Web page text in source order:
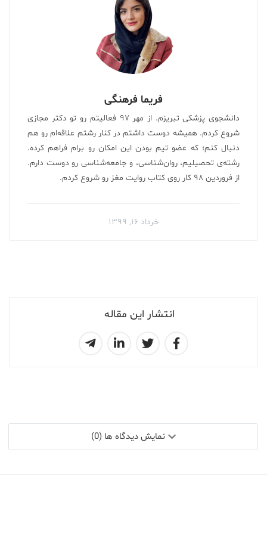
انتشار این مقاله
فریما فرهنگی
دانشجوی پزشکی تبریزم. از مهر ۹۷ فعالیتم رو تو دکتر مجازی
شروع کردم. همیشه دوست داشتم در کنار رشتم علاقه‌ام رو هم
دنبال کنم؛ که عضو تیم بودن این امکان رو برام فراهم کرده.
رشته‌ی تحصیلیم، روان‌شناسی، و جامعه‌شناسی رو دوست دارم.
از فروردین ۹۸ کار روی کتاب روایت مغز رو شروع کردم.
خرداد ۱۶, ۱۳۹۹
نمایش دیدگاه ها (0)